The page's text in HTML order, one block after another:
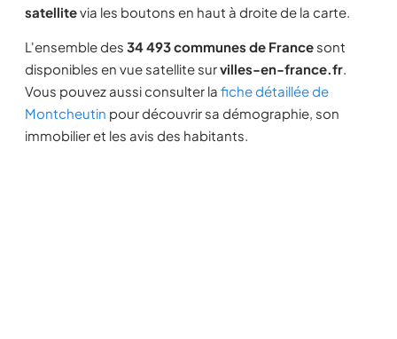
satellitevia les boutons en haut à droite de la carte.
L'ensemble des 34 493 communes de France sont
disponibles en vue satellite survilles-en-france.fr.
Vous pouvez aussi consulter la fiche détaillée de
Montcheutin pour découvrir sa démographie, son
immobilier et les avis des habitants.